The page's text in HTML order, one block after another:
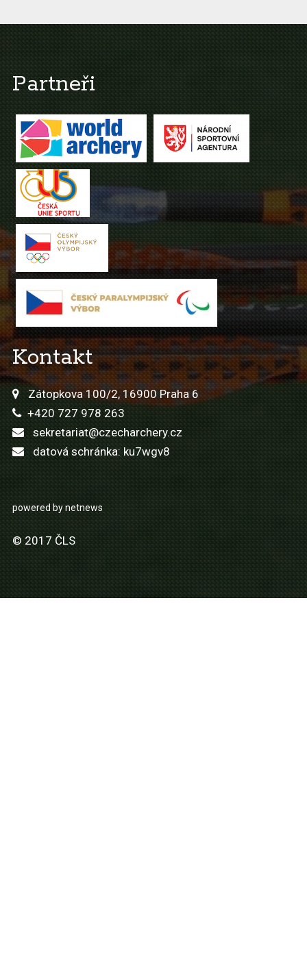
Partneři
Kontakt
Zátopkova 100/2, 16900 Praha 6
+420 727 978 263
sekretariat@czecharchery.cz
datová schránka: ku7wgv8
powered by netnews
© 2017 ČLS